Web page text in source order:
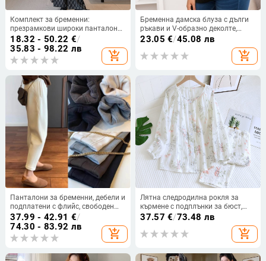
Комплект за бременни:
презрамкови широки панталони
и дълъг ръкав Т-шърт, памук-
полиестерова смес, 70–80%
полиестер.
18.32 - 50.22 €/
35.83 - 98.22 лв
add_shopping_cart
Бременна дамска блуза с дълги
ръкави и V-образно деколте,
страничен разрез, смес
полиестер и памук, пуловер
23.05 €/45.08 лв
add_shopping_cart
Панталони за бременни, дебели и
подплатени с флийс, свободен
крой, подпора за корема — памук
50–70%
37.99 - 42.91 €/
74.30 - 83.92 лв
add_shopping_cart
Лятна следродилна рокля за
кърмене с подплънки за бюст,
чист памук, дишаща тъкан
37.57 €/73.48 лв
add_shopping_cart